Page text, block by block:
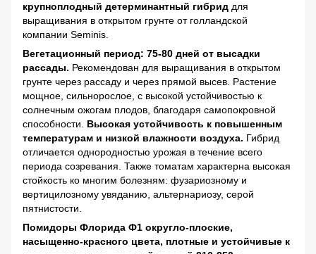
крупноплодный детерминантный гибрид для
выращивания в открытом грунте от голландской
компании Seminis.
Вегетационный период: 75-80 дней от высадки
рассады. Рекомендован для выращивания в открытом
грунте через рассаду и через прямой высев. Растение
мощное, сильнорослое, с высокой устойчивостью к
солнечным ожогам плодов, благодаря самопокровной
способности. Высокая устойчивость к повышенным
температурам и низкой влажности воздуха. Гибрид
отличается однородностью урожая в течение всего
периода созревания. Также томатам характерна высокая
стойкость ко многим болезням: фузариозному и
вертицилозному увяданию, альтернариозу, серой
пятнистости.
Помидоры Флорида Ф1 округло-плоские,
насыщенно-красного цвета, плотные и устойчивые к